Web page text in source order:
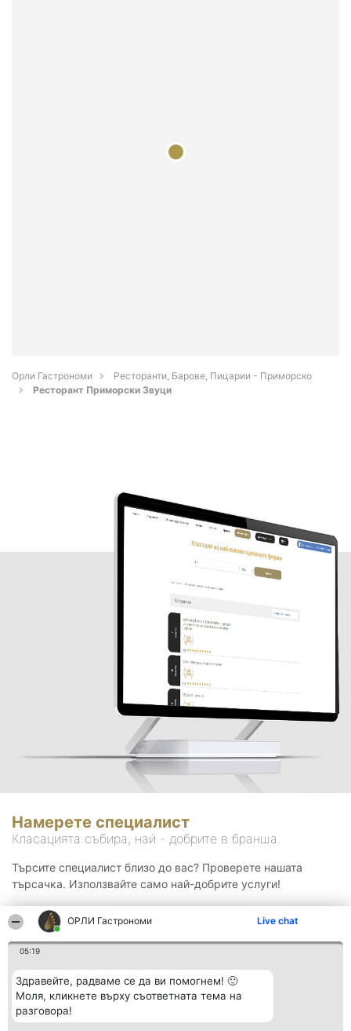
ОРЛИ Гастрономи Live chat
05:19
Здравейте, радваме се да ви помогнем! 🙂
Моля, кликнете върху съответната тема на
разговора!
Орли Гастрономи
Ресторанти, Барове, Пицарии - Приморско
Ресторант Приморски Звуци
Намерете специалист
Класацията събира, най - добрите в бранша.
Търсите специалист близо до вас? Проверете нашата
търсачка. Използвайте само най-добрите услуги!